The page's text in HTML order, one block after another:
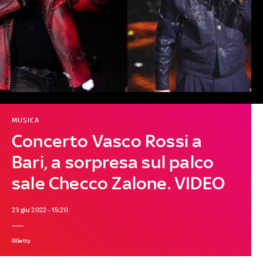
Concerto Vasco Rossi a
Bari, a sorpresa sul palco
sale Checco Zalone. VIDEO
MUSICA
23 giu 2022 - 15:20
©Getty